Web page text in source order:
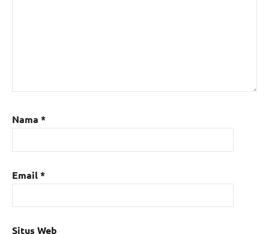
Nama *
Email*
Situs Web